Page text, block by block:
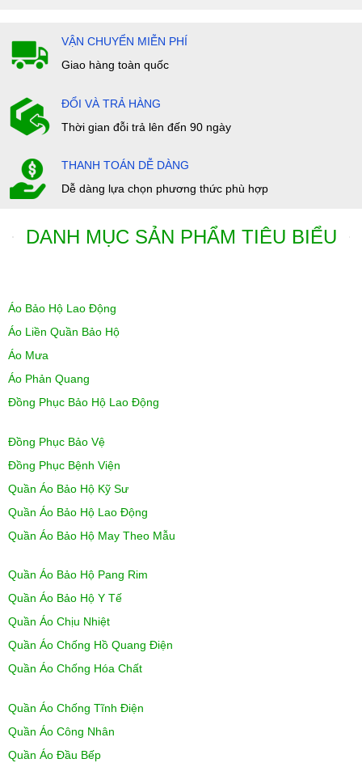
VẬN CHUYỂN MIỄN PHÍ
Giao hàng toàn quốc
ĐỔI VÀ TRẢ HÀNG
Thời gian đỗi trả lên đến 90 ngày
THANH TOÁN DỄ DÀNG
Dễ dàng lựa chọn phương thức phù hợp
DANH MỤC SẢN PHẨM TIÊU BIỂU
Áo Bảo Hộ Lao Động
Áo Liền Quần Bảo Hộ
Áo Mưa
Áo Phản Quang
Đồng Phục Bảo Hộ Lao Động
Đồng Phục Bảo Vệ
Đồng Phục Bệnh Viện
Quần Áo Bảo Hộ Kỹ Sư
Quần Áo Bảo Hộ Lao Động
Quần Áo Bảo Hộ May Theo Mẫu
Quần Áo Bảo Hộ Pang Rim
Quần Áo Bảo Hộ Y Tế
Quần Áo Chịu Nhiệt
Quần Áo Chống Hồ Quang Điện
Quần Áo Chống Hóa Chất
Quần Áo Chống Tĩnh Điện
Quần Áo Công Nhân
Quần Áo Đầu Bếp